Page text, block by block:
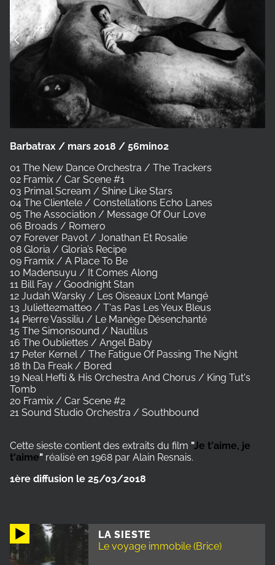
LA SIESTE
Le voyage immobile (Brice)
Barbatrax / mars 2018 / 56min02
01 The New Dance Orchestra / The Trackers
02 Framix / Car Scene #1
03 Primal Scream / Shine Like Stars
04 The Clientele / Constellations Echo Lanes
05 The Association / Message Of Our Love
06 Broads / Romero
07 Forever Pavot / Jonathan Et Rosalie
08 Gloria / Gloria’s Recipe
09 Framix / A Place To Be
10 Madensuyu / It Comes Along
11 Bill Fay / Goodnight Stan
12 Judah Warsky / Les Oiseaux L'ont Mangé
13 Juliette2matteo / T'as Pas Les Yeux Bleus
14 Pierre Vassiliu / Le Manège Désenchanté
15 The Simonsound / Nautilus
16 The Oubliettes / Angel Baby
17 Peter Kernel / The Fatigue Of Passing The Night
18 th Da Freak / Bored
19 Neal Hefti & His Orchestra And Chorus / King Tut's
Tomb
20 Framix / Car Scene #2
21 Sound Studio Orchestra / Southbound
Cette sieste contient des extraits du film "Je t'aime, je
t'aime" réalisé en 1968 par Alain Resnais.
1ère diffusion le 25/03/2018